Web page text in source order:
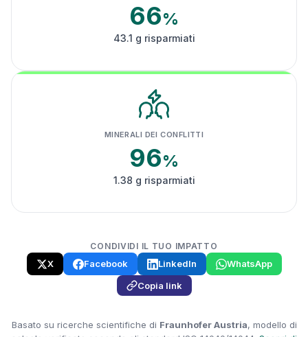
66%
43.1 g risparmiati
MINERALI DEI CONFLITTI
96%
1.38 g risparmiati
CONDIVIDI IL TUO IMPATTO
X Facebook LinkedIn
WhatsApp
Copia link
Basato su ricerche scientifiche di Fraunhofer Austria, modello di